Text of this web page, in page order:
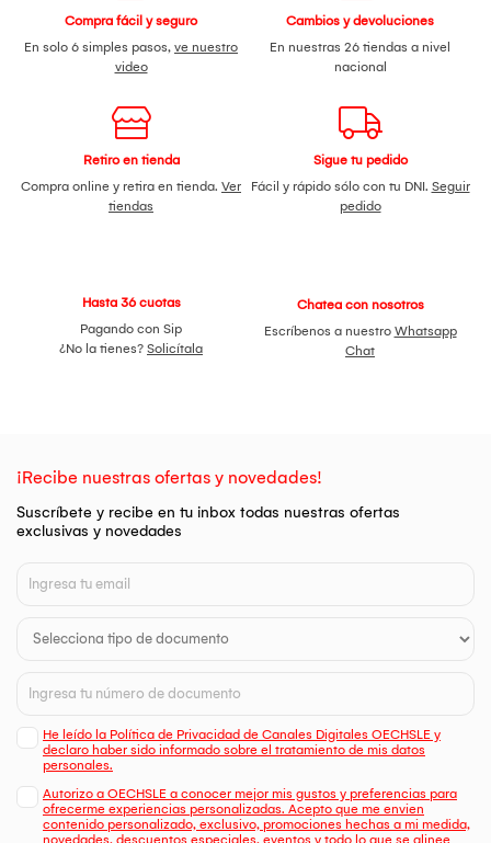
Protege todos los botones (Prendido/Apagado y Subir/Bajar
Volumen).
Acceso a todos los puertos del equipo (Ingreso de Audífonos
¡Déjate sorprender con todo lo que traemos para ti! ¡No lo
piense más y adquiéralo Aquí!
Compra fácil y seguro
En solo 6 simples pasos, ve nuestro
video
Cambios y devoluciones
En nuestras 26 tiendas a nivel
nacional
Retiro en tienda
Compra online y retira en tienda. Ver
tiendas
Sigue tu pedido
Fácil y rápido sólo con tu DNI. Seguir
pedido
Hasta 36 cuotas
Pagando con Sip
¿No la tienes? Solicítala
Chatea con nosotros
Escríbenos a nuestro Whatsapp
Chat
¡Recibe nuestras ofertas y novedades!
Suscríbete y recibe en tu inbox todas nuestras ofertas
exclusivas y novedades
He leído la Política de Privacidad de Canales Digitales OECHSLE y
declaro haber sido informado sobre el tratamiento de mis datos
personales.
Autorizo a OECHSLE a conocer mejor mis gustos y preferencias para
ofrecerme experiencias personalizadas. Acepto que me envien
contenido personalizado, exclusivo, promociones hechas a mi medida,